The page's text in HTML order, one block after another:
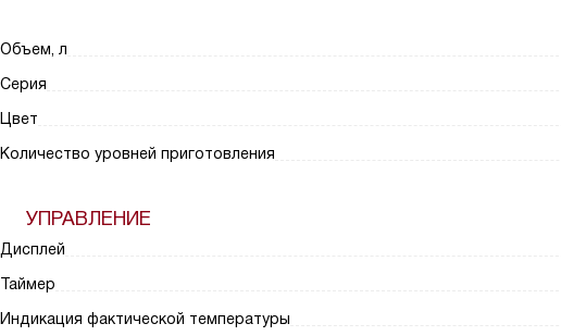
Объем, л
Серия
Цвет
Количество уровней приготовления
УПРАВЛЕНИЕ
Дисплей
Таймер
Индикация фактической температуры